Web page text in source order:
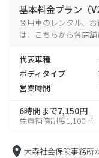
基本料金プラン（V2
商用車のレンタル、
は、こちらから各店舗
代表車種
ボディタイプ
営業時間
6時間まで7,150円
免責補償制度1,100円
大森社会保険事務所